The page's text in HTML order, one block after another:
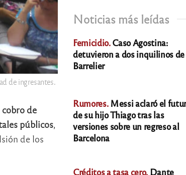
de ingresantes.
de
públicos,
de los
Noticias más leídas
Femicidio.Caso Agostina:
detuvieron a dos inquilinos de
Barrelier
Rumores.Messi aclaró el
de su hijo Thiago tras las
versiones sobre un regreso al
Barcelona
Créditos a tasa cero. Dante